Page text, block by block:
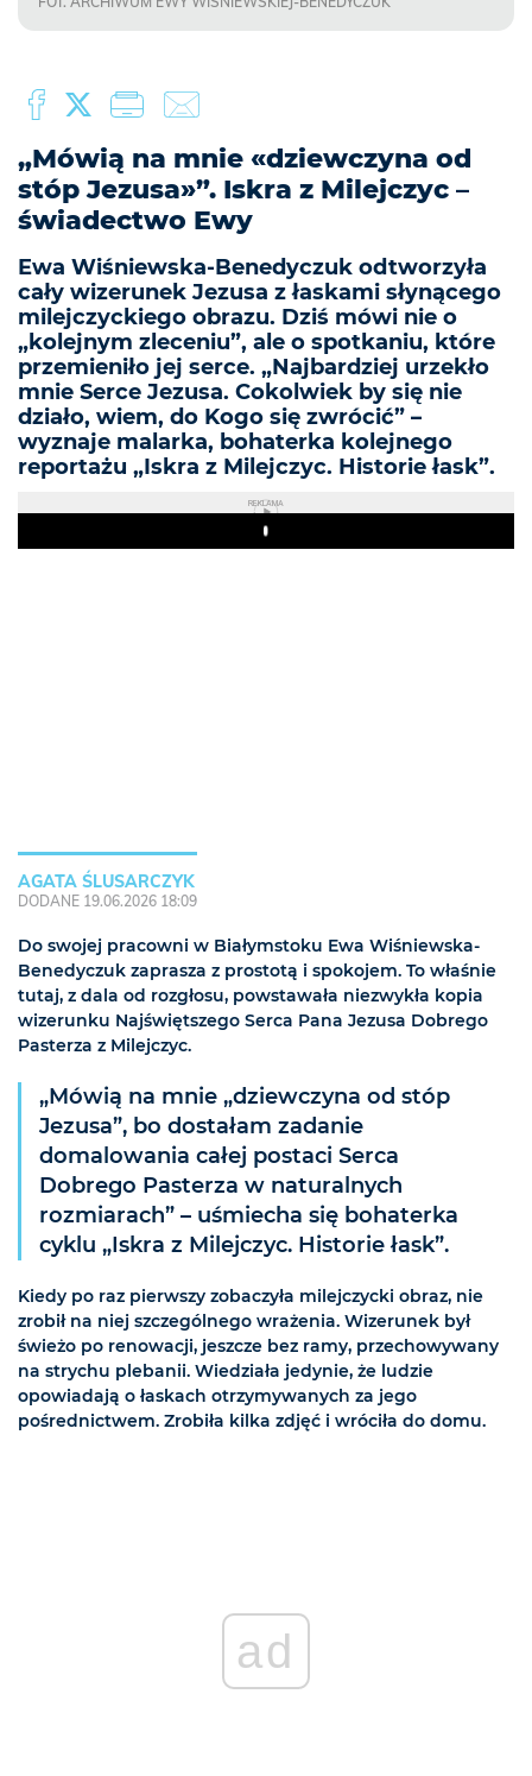
„Mówią na mnie «dziewczyna od
stóp Jezusa»”. Iskra z Milejczyc –
świadectwo Ewy
Ewa Wiśniewska-Benedyczuk odtworzyła
cały wizerunek Jezusa z łaskami słynącego
milejczyckiego obrazu. Dziś mówi nie o
„kolejnym zleceniu”, ale o spotkaniu, które
przemieniło jej serce. „Najbardziej urzekło
mnie Serce Jezusa. Cokolwiek by się nie
działo, wiem, do Kogo się zwrócić” –
wyznaje malarka, bohaterka kolejnego
reportażu „Iskra z Milejczyc. Historie łask”.
REKLAMA
Play
AGATA ŚLUSARCZYK
DODANE 19.06.2026 18:09
Do swojej pracowni w Białymstoku Ewa Wiśniewska-
Benedyczuk zaprasza z prostotą i spokojem. To właśnie
tutaj, z dala od rozgłosu, powstawała niezwykła kopia
wizerunku Najświętszego Serca Pana Jezusa Dobrego
Pasterza z Milejczyc.
„Mówią na mnie „dziewczyna od stóp
Jezusa”, bo dostałam zadanie
domalowania całej postaci Serca
Dobrego Pasterza w naturalnych
rozmiarach” – uśmiecha się bohaterka
cyklu „Iskra z Milejczyc. Historie łask”.
Kiedy po raz pierwszy zobaczyła milejczycki obraz, nie
zrobił na niej szczególnego wrażenia. Wizerunek był
świeżo po renowacji, jeszcze bez ramy, przechowywany
na strychu plebanii. Wiedziała jedynie, że ludzie
opowiadają o łaskach otrzymywanych za jego
pośrednictwem. Zrobiła kilka zdjęć i wróciła do domu.
ad